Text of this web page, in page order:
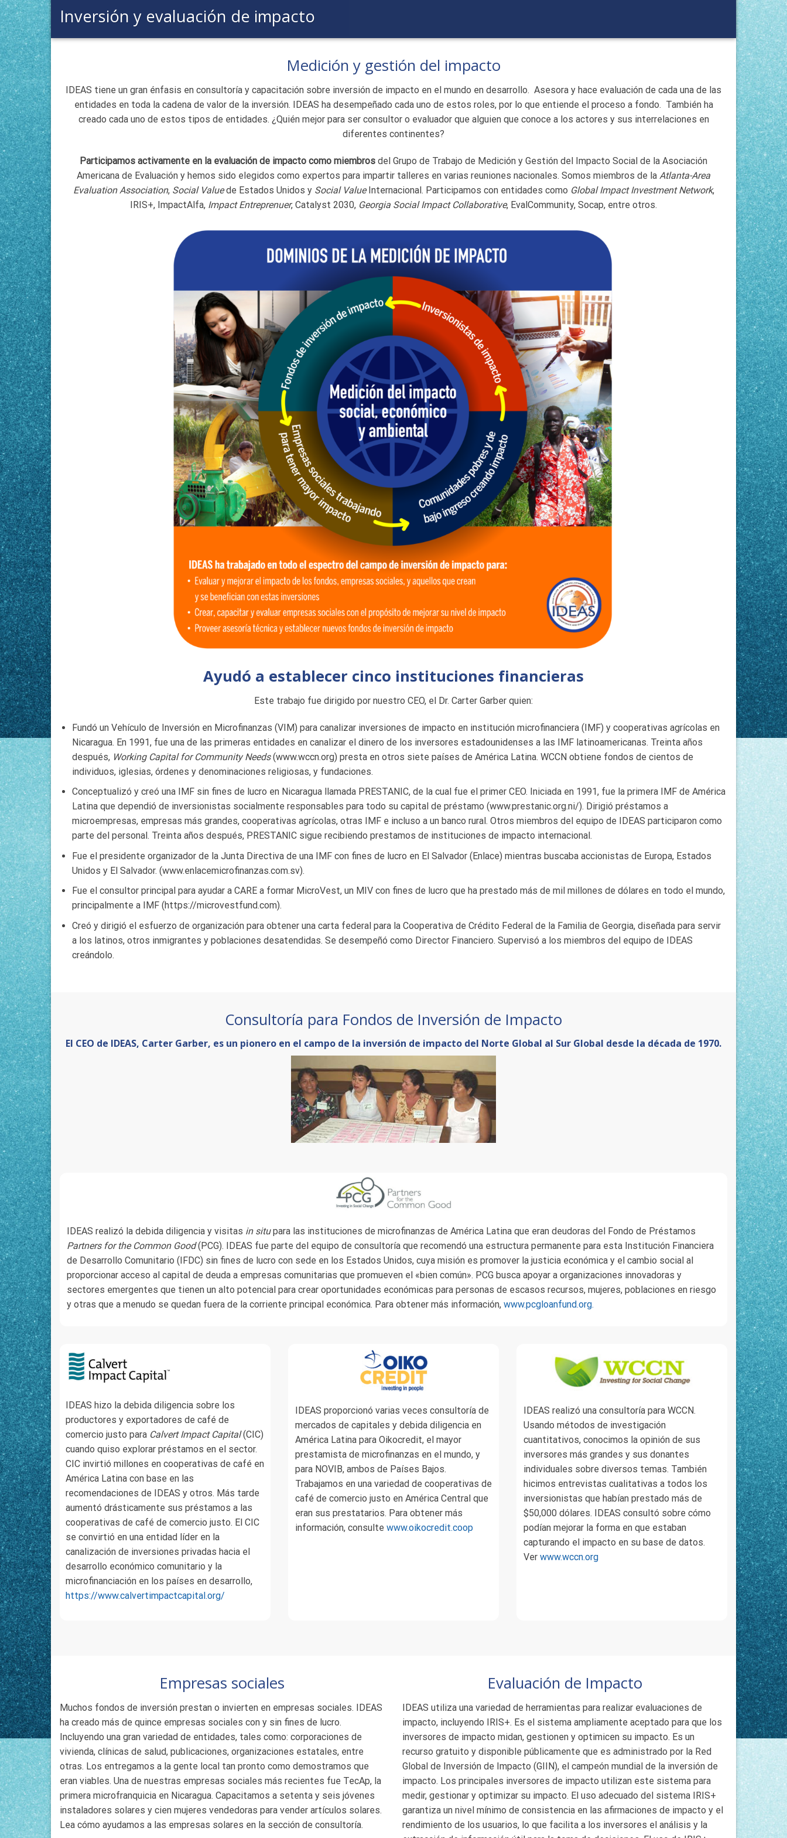
Inversión y evaluación de impacto
Medición y gestión del impacto
IDEAS tiene un gran énfasis en consultoría y capacitación sobre inversión de impacto en el mundo en desarrollo. Asesora y hace evaluación de cada una de las
entidades en toda la cadena de valor de la inversión. IDEAS ha desempeñado cada uno de estos roles, por lo que entiende el proceso a fondo. También ha
creado cada uno de estos tipos de entidades. ¿Quién mejor para ser consultor o evaluador que alguien que conoce a los actores y sus interrelaciones en
diferentes continentes?
Participamos activamente en la evaluación de impacto como miembros del Grupo de Trabajo de Medición y Gestión del Impacto Social de la Asociación
Americana de Evaluación y hemos sido elegidos como expertos para impartir talleres en varias reuniones nacionales. Somos miembros de la Atlanta-Area
Evaluation Association, Social Valuede Estados Unidos y Social ValueInternacional. Participamos con entidades como Global Impact Investment Network,
IRIS+, ImpactAlfa, Impact Entreprenuer, Catalyst 2030, Georgia Social Impact Collaborative, EvalCommunity, Socap, entre otros.
Ayudó a establecer cinco instituciones financieras
Este trabajo fue dirigido por nuestro CEO, el Dr. Carter Garber quien:
Fundó un Vehículo de Inversión en Microfinanzas (VIM) para canalizar inversiones de impacto en institución microfinanciera (IMF) y cooperativas agrícolas en
Nicaragua. En 1991, fue una de las primeras entidades en canalizar el dinero de los inversores estadounidenses a las IMF latinoamericanas. Treinta años
después, Working Capital for Community Needs(www.wccn.org) presta en otros siete países de América Latina. WCCN obtiene fondos de cientos de
individuos, iglesias, órdenes y denominaciones religiosas, y fundaciones.
Conceptualizó y creó una IMF sin fines de lucro en Nicaragua llamada PRESTANIC, de la cual fue el primer CEO. Iniciada en 1991, fue la primera IMF de América
Latina que dependió de inversionistas socialmente responsables para todo su capital de préstamo (www.prestanic.org.ni/). Dirigió préstamos a
microempresas, empresas más grandes, cooperativas agrícolas, otras IMF e incluso a un banco rural. Otros miembros del equipo de IDEAS participaron como
parte del personal. Treinta años después, PRESTANIC sigue recibiendo prestamos de instituciones de impacto internacional.
Fue el presidente organizador de la Junta Directiva de una IMF con fines de lucro en El Salvador (Enlace) mientras buscaba accionistas de Europa, Estados
Unidos y El Salvador. (www.enlacemicrofinanzas.com.sv).
Fue el consultor principal para ayudar a CARE a formar MicroVest, un MIV con fines de lucro que ha prestado más de mil millones de dólares en todo el mundo,
principalmente a IMF (https://microvestfund.com).
Creó y dirigió el esfuerzo de organización para obtener una carta federal para la Cooperativa de Crédito Federal de la Familia de Georgia, diseñada para servir
a los latinos, otros inmigrantes y poblaciones desatendidas. Se desempeñó como Director Financiero. Supervisó a los miembros del equipo de IDEAS
creándolo.
Consultoría para Fondos de Inversión de Impacto
El CEO de IDEAS, Carter Garber, es un pionero en el campo de la inversión de impacto del Norte Global al Sur Global desde la década de 1970.
IDEAS realizó la debida diligencia y visitas in situpara las instituciones de microfinanzas de América Latina que eran deudoras del Fondo de Préstamos
Partners for the Common Good(PCG). IDEAS fue parte del equipo de consultoría que recomendó una estructura permanente para esta Institución Financiera
de Desarrollo Comunitario (IFDC) sin fines de lucro con sede en los Estados Unidos, cuya misión es promover la justicia económica y el cambio social al
proporcionar acceso al capital de deuda a empresas comunitarias que promueven el «bien común». PCG busca apoyar a organizaciones innovadoras y
sectores emergentes que tienen un alto potencial para crear oportunidades económicas para personas de escasos recursos, mujeres, poblaciones en riesgo
y otras que a menudo se quedan fuera de la corriente principal económica. Para obtener más información, www.pcgloanfund.org.
IDEAS hizo la debida diligencia sobre los
productores y exportadores de café de
comercio justo para Calvert Impact Capital(CIC)
cuando quiso explorar préstamos en el sector.
CIC invirtió millones en cooperativas de café en
América Latina con base en las
recomendaciones de IDEAS y otros. Más tarde
aumentó drásticamente sus préstamos a las
cooperativas de café de comercio justo. El CIC
se convirtió en una entidad líder en la
canalización de inversiones privadas hacia el
desarrollo económico comunitario y la
microfinanciación en los países en desarrollo,
https://www.calvertimpactcapital.org/
IDEAS proporcionó varias veces consultoría de
mercados de capitales y debida diligencia en
América Latina para Oikocredit, el mayor
prestamista de microfinanzas en el mundo, y
para NOVIB, ambos de Países Bajos.
Trabajamos en una variedad de cooperativas de
café de comercio justo en América Central que
eran sus prestatarios. Para obtener más
información, consulte www.oikocredit.coop
IDEAS realizó una consultoría para WCCN.
Usando métodos de investigación
cuantitativos, conocimos la opinión de sus
inversores más grandes y sus donantes
individuales sobre diversos temas. También
hicimos entrevistas cualitativas a todos los
inversionistas que habían prestado más de
$50,000 dólares. IDEAS consultó sobre cómo
podían mejorar la forma en que estaban
capturando el impacto en su base de datos.
Ver www.wccn.org
Empresas sociales
Muchos fondos de inversión prestan o invierten en empresas sociales. IDEAS
ha creado más de quince empresas sociales con y sin fines de lucro.
Incluyendo una gran variedad de entidades, tales como: corporaciones de
vivienda, clínicas de salud, publicaciones, organizaciones estatales, entre
otras. Los entregamos a la gente local tan pronto como demostramos que
eran viables. Una de nuestras empresas sociales más recientes fue TecAp, la
primera microfranquicia en Nicaragua. Capacitamos a setenta y seis jóvenes
instaladores solares y cien mujeres vendedoras para vender artículos solares.
Lea cómo ayudamos a las empresas solares en la sección de consultoría.
Evaluación de Impacto
IDEAS utiliza una variedad de herramientas para realizar evaluaciones de
impacto, incluyendo IRIS+. Es el sistema ampliamente aceptado para que los
inversores de impacto midan, gestionen y optimicen su impacto. Es un
recurso gratuito y disponible públicamente que es administrado por la Red
Global de Inversión de Impacto (GIIN), el campeón mundial de la inversión de
impacto. Los principales inversores de impacto utilizan este sistema para
medir, gestionar y optimizar su impacto. El uso adecuado del sistema IRIS+
garantiza un nivel mínimo de consistencia en las afirmaciones de impacto y el
rendimiento de los usuarios, lo que facilita a los inversores el análisis y la